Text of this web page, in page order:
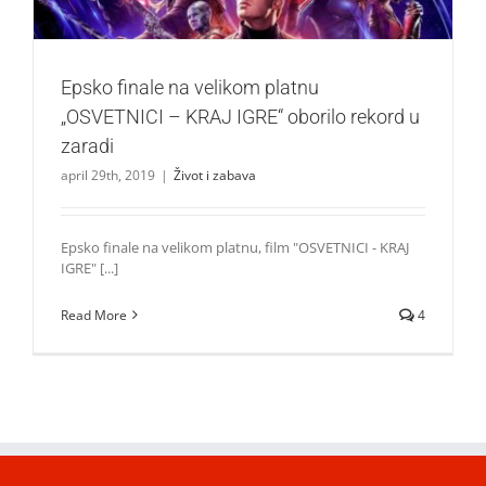
Epsko finale na velikom platnu
„OSVETNICI – KRAJ IGRE“ oborilo rekord u
zaradi
april 29th, 2019 | Život i zabava
Epsko finale na velikom platnu, film "OSVETNICI - KRAJ
IGRE" [...]
Read More 4